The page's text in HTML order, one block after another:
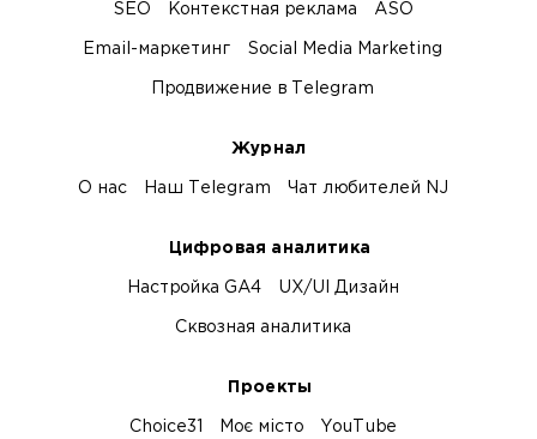
SEO Контекстная реклама ASO
Email-маркетинг Social Media Marketing
Продвижение в Telegram
Журнал
О нас Наш Telegram Чат любителей NJ
Цифровая аналитика
Настройка GA4 UX/UI Дизайн
Сквозная аналитика
Проекты
Choice31 Моє місто YouTube